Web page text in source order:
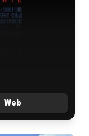
Web